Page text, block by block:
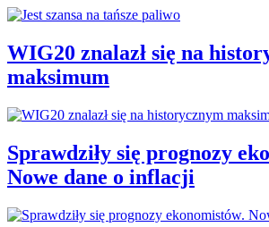
WIG20 znalazł się na
maksimum
Sprawdziły się prognozy
Nowe dane o inflacji